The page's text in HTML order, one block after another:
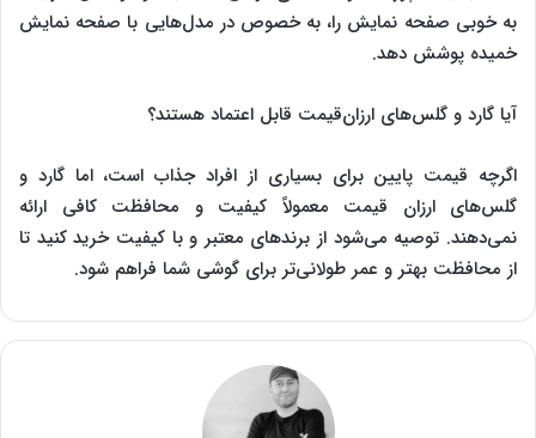
به خوبی صفحه نمایش را، به خصوص در مدل‌هایی با صفحه نمایش
خمیده پوشش دهد.
آیا گارد و گلس‌های ارزان‌قیمت قابل اعتماد هستند؟
اگرچه قیمت پایین برای بسیاری از افراد جذاب است، اما گارد و
گلس‌های ارزان‌ قیمت معمولاً کیفیت و محافظت کافی ارائه
نمی‌دهند. توصیه می‌شود از برندهای معتبر و با کیفیت خرید کنید تا
از محافظت بهتر و عمر طولانی‌تر برای گوشی شما فراهم شود.